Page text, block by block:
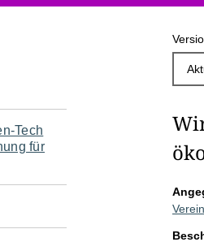
Tech
für